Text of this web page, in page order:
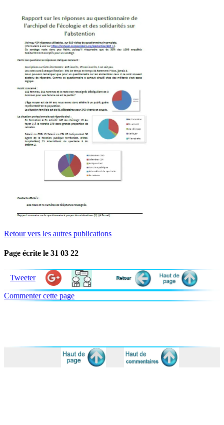
Retour vers les autres publications
Page écrite le 31 03 22
Tweeter
Commenter cette page